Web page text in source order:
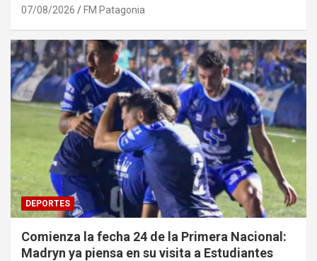
07/08/2026 FM Patagonia
DEPORTES
Comienza la fecha 24 de la Primera Nacional:
Madryn ya piensa en su visita a Estudiantes